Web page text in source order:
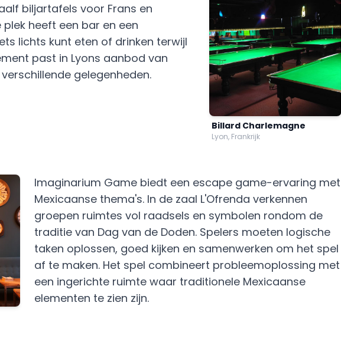
Billard Charlemagne
Lyon, Frankrijk
biljartafels voor Frans en
heeft een bar en een
lichts kunt eten of drinken terwijl
past in Lyons aanbod van
gelegenheden.
Imaginarium Game biedt een escape game-ervaring met
Mexicaanse thema's. In de zaal L'Ofrenda verkennen
groepen ruimtes vol raadsels en symbolen rondom de
traditie van Dag van de Doden. Spelers moeten logische
taken oplossen, goed kijken en samenwerken om het spel
af te maken. Het spel combineert probleemoplossing met
een ingerichte ruimte waar traditionele Mexicaanse
elementen te zien zijn.